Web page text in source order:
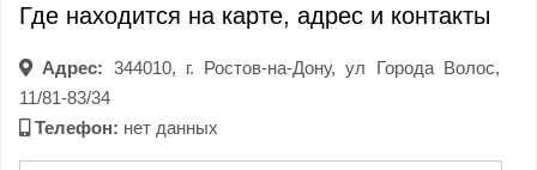
Где находится на карте, адрес и контакты
Адрес: 344010, г. Ростов-на-Дону, ул Города Волос,
11/81-83/34
Телефон: нет данных